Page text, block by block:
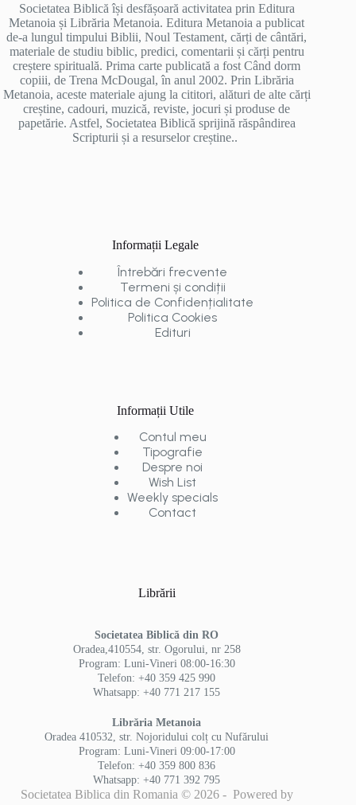
Societatea Biblică își desfășoară activitatea prin Editura
Metanoia și Librăria Metanoia. Editura Metanoia a publicat
de-a lungul timpului Biblii, Noul Testament, cărți de cântări,
materiale de studiu biblic, predici, comentarii și cărți pentru
creștere spirituală. Prima carte publicată a fost Când dorm
copiii, de Trena McDougal, în anul 2002. Prin Librăria
Metanoia, aceste materiale ajung la cititori, alături de alte cărți
creștine, cadouri, muzică, reviste, jocuri și produse de
papetărie. Astfel, Societatea Biblică sprijină răspândirea
Scripturii și a resurselor creștine..
Informații Legale
Întrebări frecvente
Termeni și condiții
Politica de Confidențialitate
Politica Cookies
Edituri
Informații Utile
Contul meu
Tipografie
Despre noi
Wish List
Weekly specials
Contact
Librării
Societatea Biblică din RO
Oradea,410554, str. Ogorului, nr 258
Program: Luni-Vineri 08:00-16:30
Telefon: +40 359 425 990
Whatsapp: +40 771 217 155
Librăria Metanoia
Oradea 410532, str. Nojoridului colț cu Nufărului
Program: Luni-Vineri 09:00-17:00
Telefon: +40 359 800 836
Whatsapp: +40 771 392 795
Societatea Biblica din Romania © 2026 - Powered by